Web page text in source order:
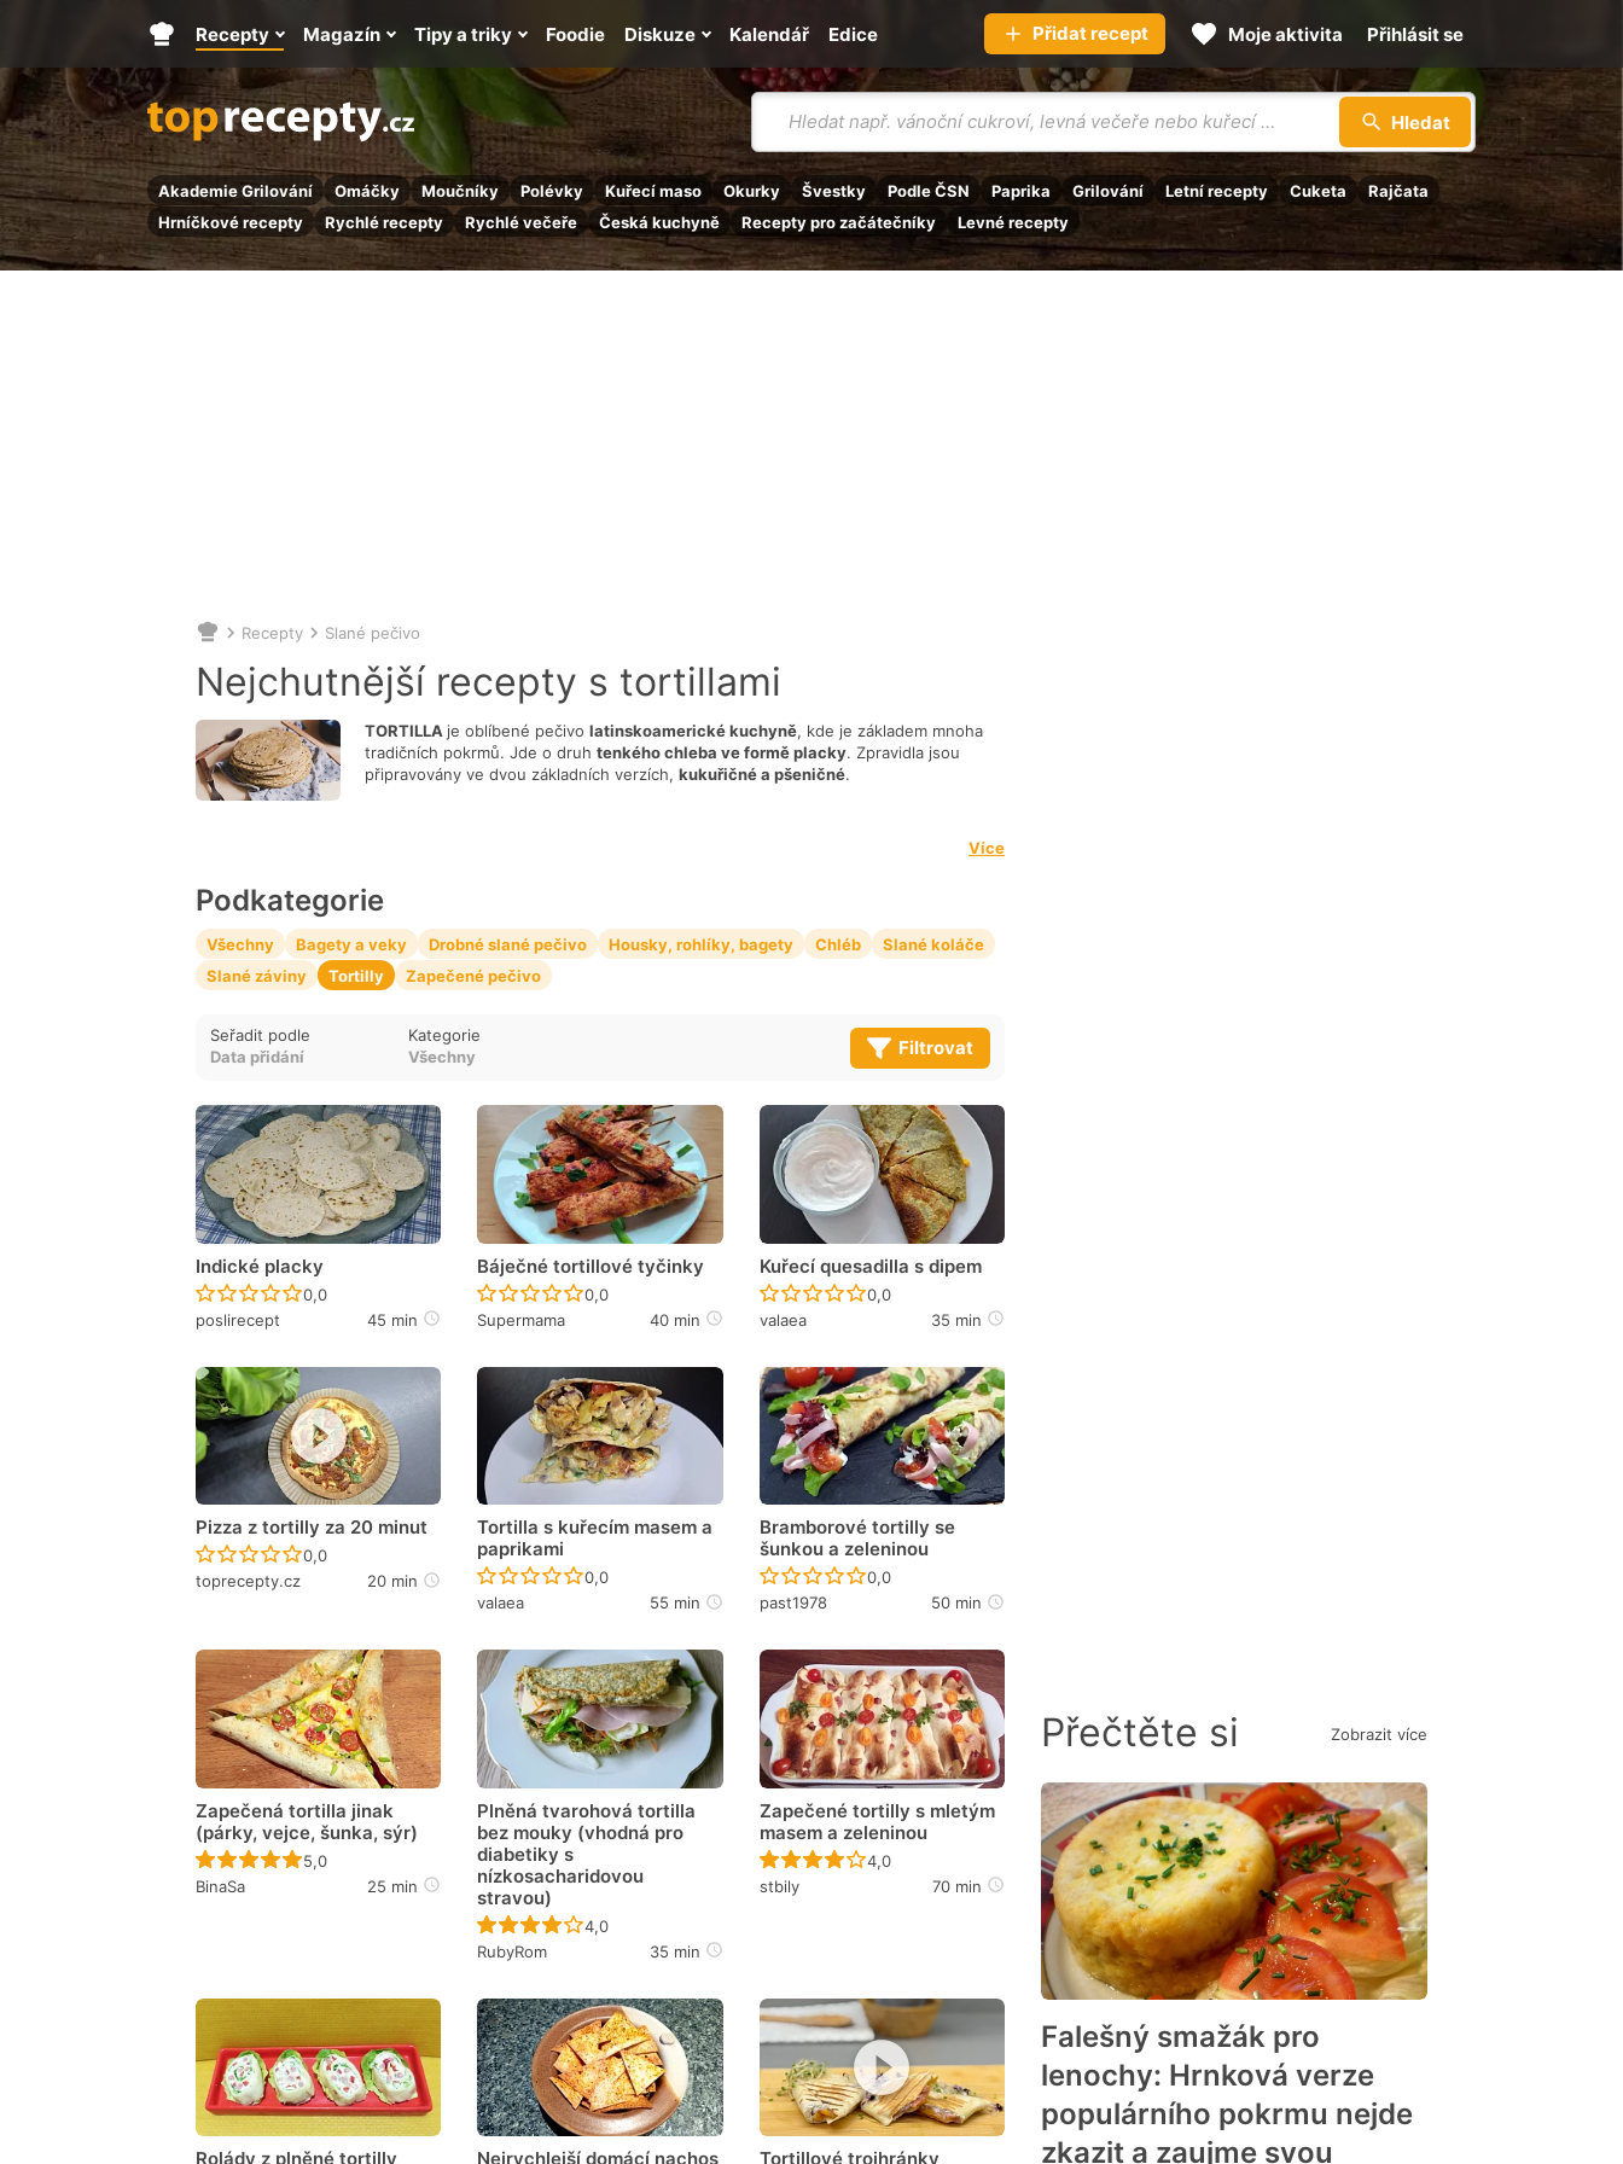
Vyhledávání
Hledat
Akademie Grilování Omáčky Moučníky Polévky Kuřecí maso Okurky Švestky Podle ČSN Paprika Grilování Letní recepty Cuketa
Rajčata
Hrníčkové recepty
Rychlé recepty Rychlé večeře Česká kuchyně Recepty pro začátečníky Levné recepty
Hlavní
stránka
Recepty Magazín Tipy a triky Kalendář
Foodie Diskuze Edice Přidat recept Moje aktivita Přihlásit se
Nacházíte
se
zde:
Recepty Slané pečivo
Nejchutnější recepty s tortillami
TORTILLA je oblíbené pečivo latinskoamerické kuchyně, kde je základem mnoha
tradičních pokrmů. Jde o druh tenkého chleba ve formě placky. Zpravidla jsou
připravovány ve dvou základních verzích, kukuřičné a pšeničné.
Více
Podkategorie
Všechny Bagety a veky Drobné slané pečivo Housky, rohlíky, bagety Chléb
Slané koláče
Slané záviny
Tortilly Zapečené pečivo
Seřadit podle Kategorie
Filtrovat
Indické placky
Recept ještě nebyl hodnocen
0,0
poslirecept
45 min
Báječné tortillové tyčinky
Recept ještě nebyl hodnocen
0,0
Supermama
40 min
Kuřecí quesadilla s dipem
Recept ještě nebyl hodnocen
0,0
valaea
35 min
Pizza z tortilly za 20 minut
Recept ještě nebyl hodnocen
0,0
toprecepty.cz
20 min
Tortilla s kuřecím masem a
paprikami
Recept ještě nebyl hodnocen
0,0
valaea
55 min
Bramborové tortilly se
šunkou a zeleninou
Recept ještě nebyl hodnocen
0,0
past1978
50 min
Zapečená tortilla jinak
(párky, vejce, šunka, sýr)
Recept ještě nebyl hodnocen
5,0
BinaSa
25 min
Plněná tvarohová tortilla
bez mouky (vhodná pro
diabetiky s
nízkosacharidovou
stravou)
Recept ještě nebyl hodnocen
4,0
RubyRom
35 min
Zapečené tortilly s mletým
masem a zeleninou
Recept ještě nebyl hodnocen
4,0
stbily
70 min
Rolády z plněné tortilly
Nejrychlejší domácí nachos
Tortillové trojhránky
Přečtěte si Zobrazit více
Falešný smažák pro
lenochy: Hrnková verze
populárního pokrmu nejde
zkazit a zaujme svou